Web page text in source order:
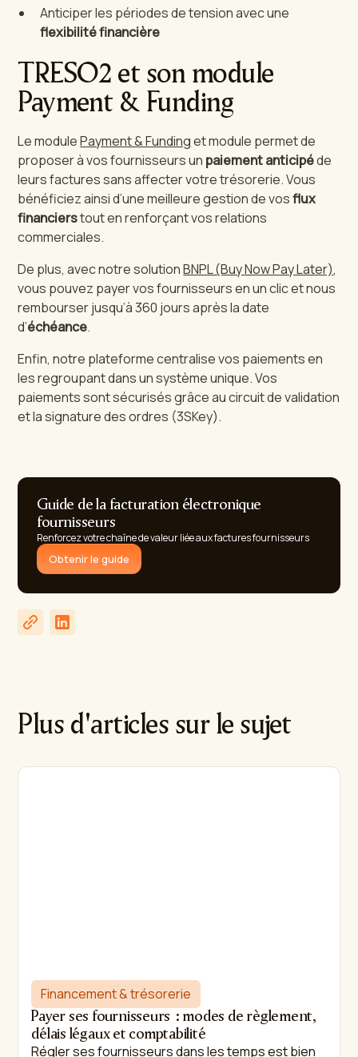
Anticiper les périodes de tension avec une
flexibilité financière
TRESO2 et son module
Payment & Funding
Le modulePayment & Fundinget module permet de
proposer à vos fournisseurs un paiement anticipéde
leurs factures sans affecter votre trésorerie. Vous
bénéficiez ainsi d’une meilleure gestion de vosflux
financierstout en renforçant vos relations
commerciales.
De plus, avec notre solutionBNPL (Buy Now Pay Later),
vous pouvez payer vos fournisseurs en un clic et nous
rembourser jusqu’à 360 jours après la date
d’échéance.
Enfin, notre plateforme centralise vos paiements en
les regroupant dans un système unique. Vos
paiements sont sécurisés grâce au circuit de validation
et la signature des ordres (3SKey).
Guide de la facturation électronique
fournisseurs
Renforcez votre chaîne de valeur liée aux factures fournisseurs
Obtenir le guide
Plus d'articles sur le sujet
Financement & trésorerie
Payer ses fournisseurs : modes de règlement,
délais légaux et comptabilité
Régler ses fournisseurs dans les temps est bien